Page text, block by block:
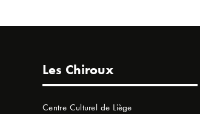
Les Chiroux
Centre Culturel de Liège